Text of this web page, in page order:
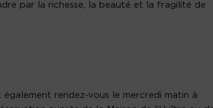
par la richesse, la beauté et la fragilité de
également rendez-vous le mercredi matin à